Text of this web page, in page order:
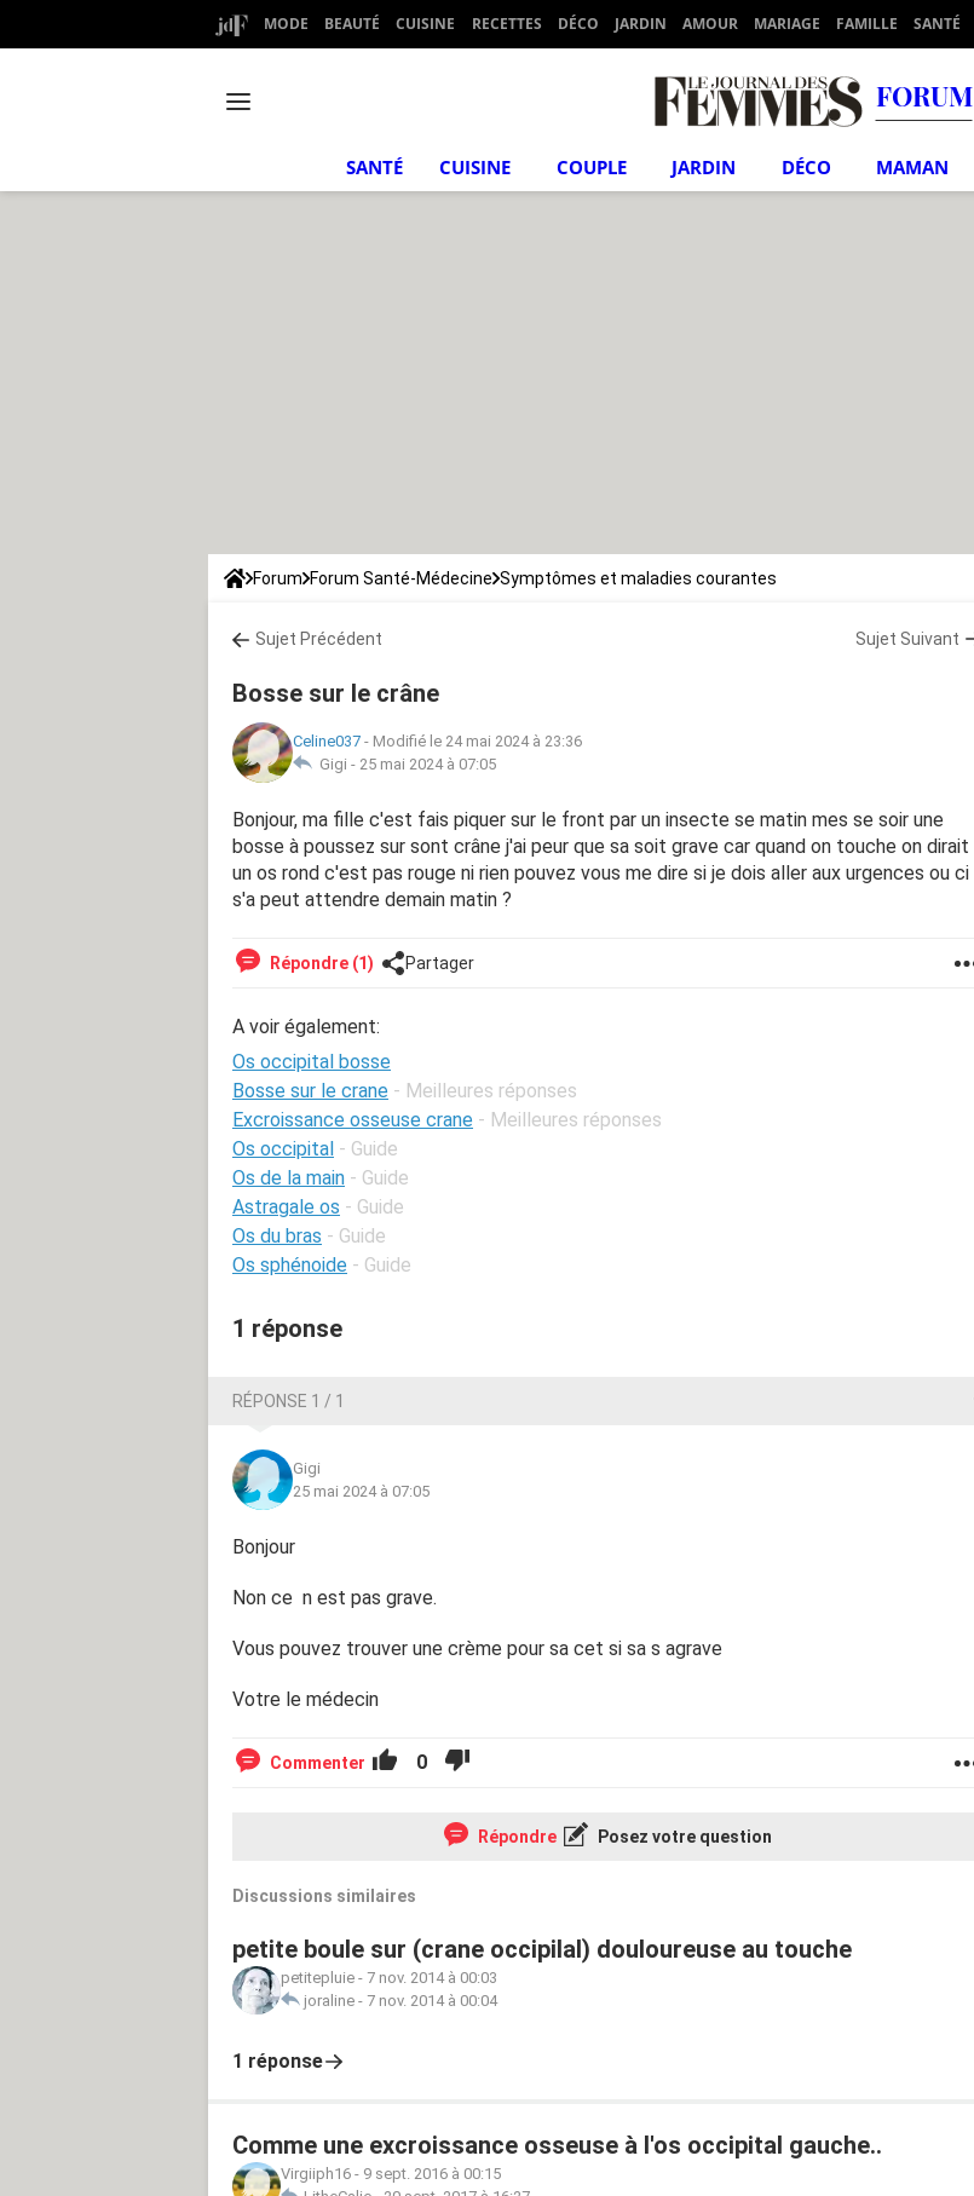
MODE BEAUTÉ CUISINE RECETTES DÉCO JARDIN AMOUR MARIAGE FAMILLE SANTÉ
FORUM
SANTÉ CUISINE COUPLE JARDIN DÉCO MAMAN
Forum Forum Santé-Médecine Symptômes et maladies courantes
Sujet Précédent Sujet Suivant
Bosse sur le crâne
Celine037 - Modifié le 24 mai 2024 à 23:36
Gigi - 25 mai 2024 à 07:05
Bonjour, ma fille c'est fais piquer sur le front par un insecte se matin mes se soir une
bosse à poussez sur sont crâne j'ai peur que sa soit grave car quand on touche on dirait
un os rond c'est pas rouge ni rien pouvez vous me dire si je dois aller aux urgences ou ci
s'a peut attendre demain matin ?
Répondre (1) Partager
A voir également:
Os occipital bosse
Bosse sur le crane - Meilleures réponses
Excroissance osseuse crane - Meilleures réponses
Os occipital - Guide
Os de la main - Guide
Astragale os - Guide
Os du bras - Guide
Os sphénoide - Guide
1 réponse
RÉPONSE 1 / 1
Gigi
25 mai 2024 à 07:05
Bonjour
Non ce n est pas grave.
Vous pouvez trouver une crème pour sa cet si sa s agrave
Votre le médecin
Commenter 0
Répondre Posez votre question
Discussions similaires
petite boule sur (crane occipilal) douloureuse au touche
petitepluie - 7 nov. 2014 à 00:03
joraline - 7 nov. 2014 à 00:04
1 réponse
Comme une excroissance osseuse à l'os occipital gauche..
Virgiiph16 - 9 sept. 2016 à 00:15